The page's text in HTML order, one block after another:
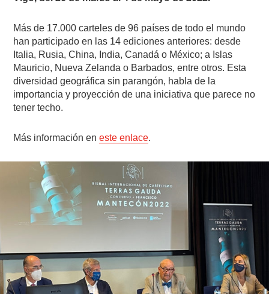
Más de 17.000 carteles de 96 países de todo el mundo
han participado en las 14 ediciones anteriores: desde
Italia, Rusia, China, India, Canadá o México; a Islas
Mauricio, Nueva Zelanda o Barbados, entre otros. Esta
diversidad geográfica sin parangón, habla de la
importancia y proyección de una iniciativa que parece no
tener techo.
Más información eneste enlace.